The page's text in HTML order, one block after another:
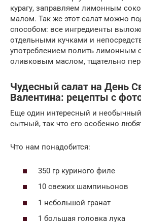
курагу, заправляем лимонным
малом. Так же этот салат можно
способом: все ингредиенты
отдельными кучками и
употреблением полить лимонным
оливковым маслом, тщательно
Чудесный салат на День
Валентина: рецепты с
Еще один интересный и
сытный, так что его особенно
Что нам понадобится:
350 гр куриного филе
10 свежих шампиньонов
1 небольшой гранат
1 большая головка лука